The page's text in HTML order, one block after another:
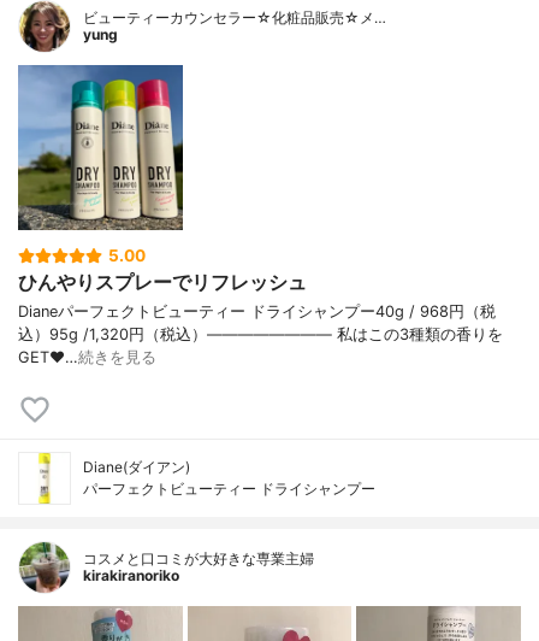
ビューティーカウンセラー☆化粧品販売☆メ…
yung
5.00
ひんやりスプレーでリフレッシュ
Dianeパーフェクトビューティー ドライシャンプー40g / 968円（税
込）95g /1,320円（税込）———————— 私はこの3種類の香りを
GET❤️…続きを見る
Diane(ダイアン)
パーフェクトビューティー ドライシャンプー
コスメと口コミが大好きな専業主婦
kirakiranoriko